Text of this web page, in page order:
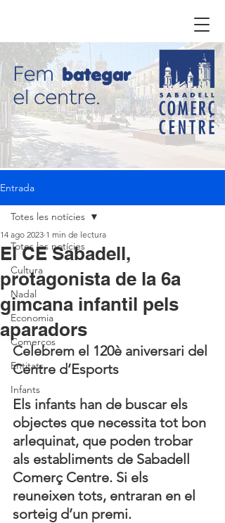
Entrada
Totes les notícies
Cultura
Nadal
Economia
Comerços
Entitats
Infants
Totes les notícies
El CE Sabadell,
protagonista de la 6a
gimcana infantil pels
aparadors
14 ago 2023 1 min de lectura
Celebrem el 120è aniversari del
Centre d’Esports
Els infants han de buscar els
objectes que necessita tot bon
arlequinat, que poden trobar
als establiments de Sabadell
Comerç Centre. Si els
reuneixen tots, entraran en el
sorteig d’un premi.